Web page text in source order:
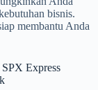
bisnis.
membantu Anda
Express